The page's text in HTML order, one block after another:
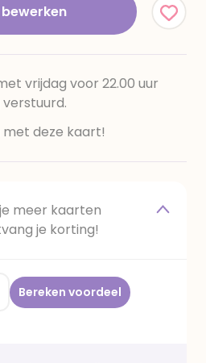
vrijdag voor 22.00 uur
deze kaart!
meer kaarten
je korting!
Bereken voordeel